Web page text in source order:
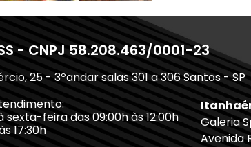
- CNPJ 58.208.463/0001-23
25 - 3ºandar salas 301 a 306 Santos - SP
sexta-feira das 09:00h às 12:00h
17:30h
Galeria
Avenida